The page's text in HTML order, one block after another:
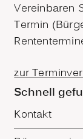
Vereinbaren
Termin
zur
Schnell
Kontakt